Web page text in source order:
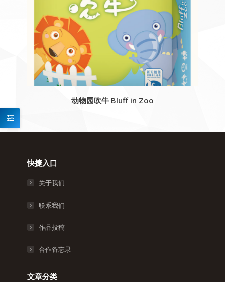
动物园吹牛 Bluff in Zoo
快捷入口
关于我们
联系我们
作品投稿
合作备忘录
文章分类